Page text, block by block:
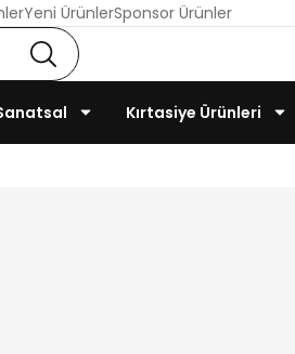
Yeni ÜrünlerSponsor Ürünler
Kırtasiye Ürünleri